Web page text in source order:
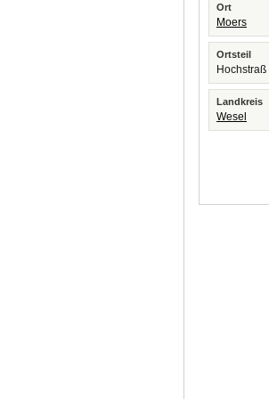
Ort
Moers
Ortsteil
Hochstraß
Landkreis
Wesel